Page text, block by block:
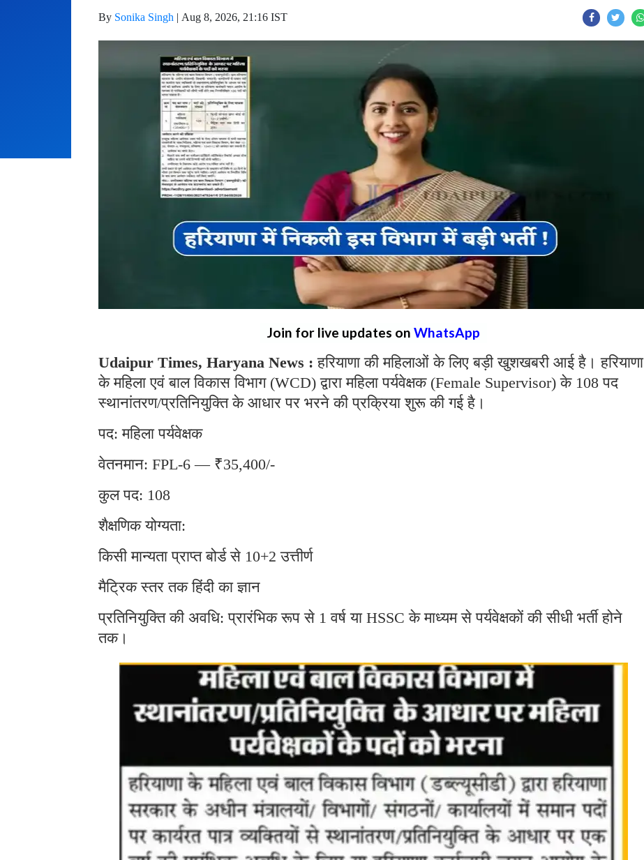
By Sonika Singh | Aug 8, 2026, 21:16 IST
Join for live updates on WhatsApp
Udaipur Times, Haryana News : हरियाणा की महिलाओं के लिए बड़ी खुशखबरी आई है। हरियाणा
के महिला एवं बाल विकास विभाग (WCD) द्वारा महिला पर्यवेक्षक (Female Supervisor) के 108 पद
स्थानांतरण/प्रतिनियुक्ति के आधार पर भरने की प्रक्रिया शुरू की गई है।
पद: महिला पर्यवेक्षक
वेतनमान: FPL-6 — ₹35,400/-
कुल पद: 108
शैक्षणिक योग्यता:
किसी मान्यता प्राप्त बोर्ड से 10+2 उत्तीर्ण
मैट्रिक स्तर तक हिंदी का ज्ञान
प्रतिनियुक्ति की अवधि: प्रारंभिक रूप से 1 वर्ष या HSSC के माध्यम से पर्यवेक्षकों की सीधी भर्ती होने
तक।